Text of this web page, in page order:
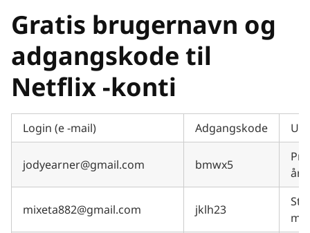
Gratis brugernavn og
adgangskode til
Netflix -konti
Login (e -mail) Adgangskode
jodyearner@gmail.com bmwx5
år
mixeta882@gmail.com jklh23